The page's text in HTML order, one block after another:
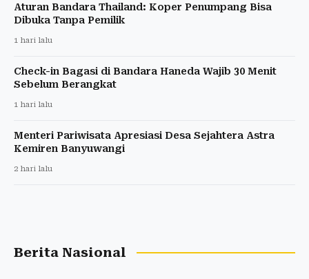
Aturan Bandara Thailand: Koper Penumpang Bisa
Dibuka Tanpa Pemilik
1 hari lalu
Check-in Bagasi di Bandara Haneda Wajib 30 Menit
Sebelum Berangkat
1 hari lalu
Menteri Pariwisata Apresiasi Desa Sejahtera Astra
Kemiren Banyuwangi
2 hari lalu
Berita Nasional